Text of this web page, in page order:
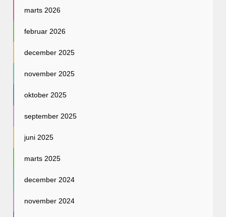
marts 2026
februar 2026
december 2025
november 2025
oktober 2025
september 2025
juni 2025
marts 2025
december 2024
november 2024